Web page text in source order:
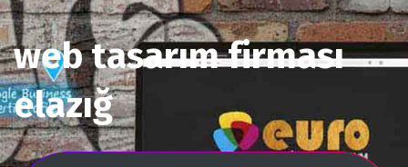
web tasarım firması
elazığ